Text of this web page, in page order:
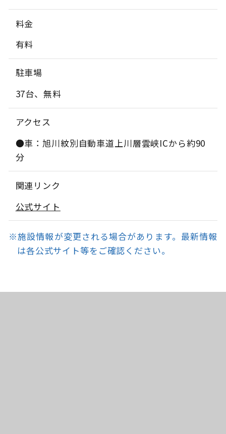
料金
有料
駐車場
37台、無料
アクセス
●車：旭川紋別自動車道上川層雲峡ICから約90
分
関連リンク
公式サイト
※施設情報が変更される場合があります。最新情報
は各公式サイト等をご確認ください。